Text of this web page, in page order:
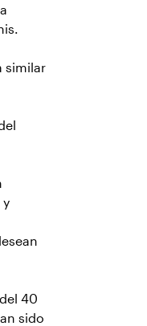
similar
y
40
sido